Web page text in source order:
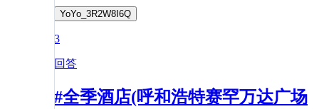
YoYo_3R2W8I6Q
3
回答
#全季酒店(呼和浩特赛罕万达广场